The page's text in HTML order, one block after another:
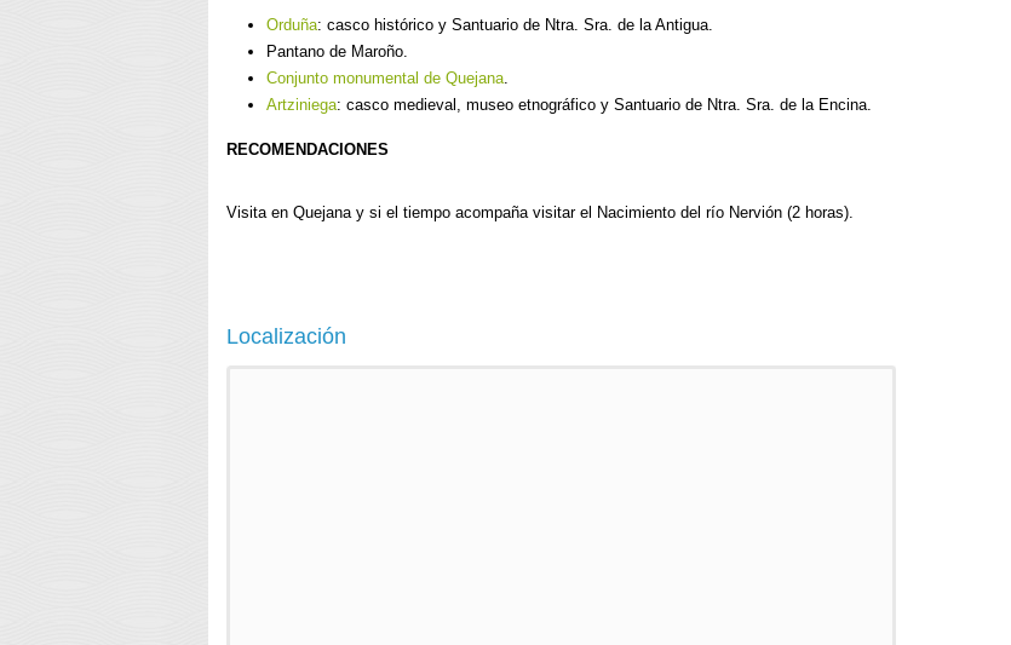
Orduña: casco histórico y Santuario de Ntra. Sra. de la Antigua.
Pantano de Maroño.
Conjunto monumental de Quejana.
Artziniega: casco medieval, museo etnográfico y Santuario de Ntra. Sra. de la Encina.
RECOMENDACIONES
Visita en Quejana y si el tiempo acompaña visitar el Nacimiento del río Nervión (2 horas).
Localización